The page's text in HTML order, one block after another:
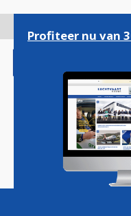
gaan
Magazine
Profiteer nu van